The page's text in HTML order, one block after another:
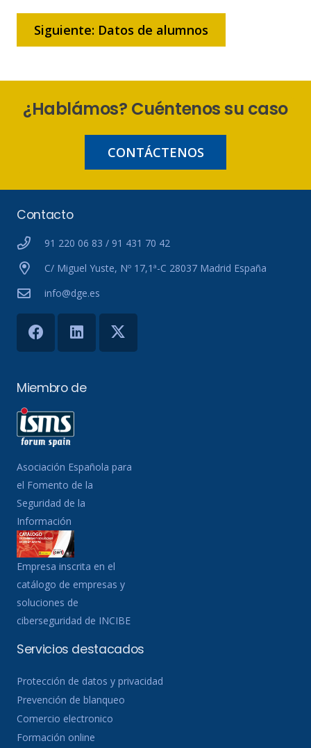
Siguiente: Datos de alumnos
¿Hablámos? Cuéntenos su caso
CONTÁCTENOS
Contacto
91 220 06 83 / 91 431 70 42
C/ Miguel Yuste, Nº 17,1ª-C 28037 Madrid España
info@dge.es
Miembro de
Asociación Española para
el Fomento de la
Seguridad de la
Información
Empresa inscrita en el
catálogo de empresas y
soluciones de
ciberseguridad de INCIBE
Servicios destacados
Protección de datos y privacidad
Prevención de blanqueo
Comercio electronico
Formación online